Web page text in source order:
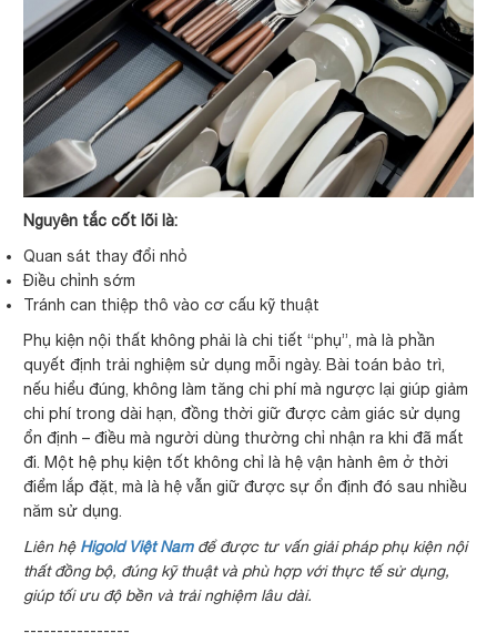
Nguyên tắc cốt lõi là:
Quan sát thay đổi nhỏ
Điều chỉnh sớm
Tránh can thiệp thô vào cơ cấu kỹ thuật
Phụ kiện nội thất không phải là chi tiết “phụ”, mà là phần
quyết định trải nghiệm sử dụng mỗi ngày. Bài toán bảo trì,
nếu hiểu đúng, không làm tăng chi phí mà ngược lại giúp giảm
chi phí trong dài hạn, đồng thời giữ được cảm giác sử dụng
ổn định – điều mà người dùng thường chỉ nhận ra khi đã mất
đi. Một hệ phụ kiện tốt không chỉ là hệ vận hành êm ở thời
điểm lắp đặt, mà là hệ vẫn giữ được sự ổn định đó sau nhiều
năm sử dụng.
Liên hệ Higold Việt Namđể được tư vấn giải pháp phụ kiện nội
thất đồng bộ, đúng kỹ thuật và phù hợp với thực tế sử dụng,
giúp tối ưu độ bền và trải nghiệm lâu dài.